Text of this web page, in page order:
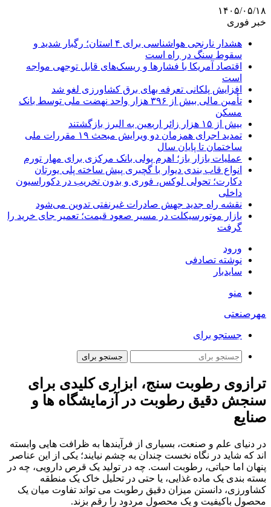
۱۴۰۵/۰۵/۱۸
خبر فوری
هشدار نارنجی هواشناسی برای ۴ استان؛ رگبار شدید و
سقوط سنگ در راه است
اقتصاد آمریکا با فشارها و ریسک‌های قابل توجهی مواجه
است
افزایش پلکانی تعرفه بهای برق کشاورزی لغو شد
تأمین مالی بیش از ۳۹۶ هزار واحد نهضت ملی توسط بانک
مسکن
بیش از ۱۵ هزار زائر اربعین به البرز بازگشتند
تمدید اجرای همزمان دو ویرایش مبحث ۱۹ مقررات ملی
ساختمان تا پایان سال
عملیات بازار باز؛ اهرم پولی بانک مرکزی برای مهار تورم
انواع قاب بندی دیوار با گچبری پیش ساخته پلی یورتان
دکارت؛ تحولی لوکس، فوری و بدون تخریب در دکوراسیون
داخلی
نقشه راه جدید جهش صادرات غیرنفتی تدوین می‌شود
بازار موتورسیکلت در مسیر صعود قیمت؛ تعمیر جای خرید را
گرفت
ورود
نوشته تصادفی
سایدبار
منو
مهرصنعتی
جستجو برای
جستجو برای
ترازوی رطوبت سنج، ابزاری کلیدی برای
سنجش دقیق رطوبت در آزمایشگاه ها و
صنایع
در دنیای علم و صنعت، بسیاری از فرآیندها به ظرافت هایی وابسته
اند که شاید در نگاه نخست چندان به چشم نیایند؛ یکی از این عناصر
پنهان اما حیاتی، رطوبت است. چه در تولید یک قرص دارویی، چه در
بسته بندی یک ماده غذایی، یا حتی در تحلیل خاک یک منطقه
کشاورزی، دانستن میزان دقیق رطوبت می تواند تفاوت میان یک
محصول باکیفیت و یک محصول مردود را رقم بزند.